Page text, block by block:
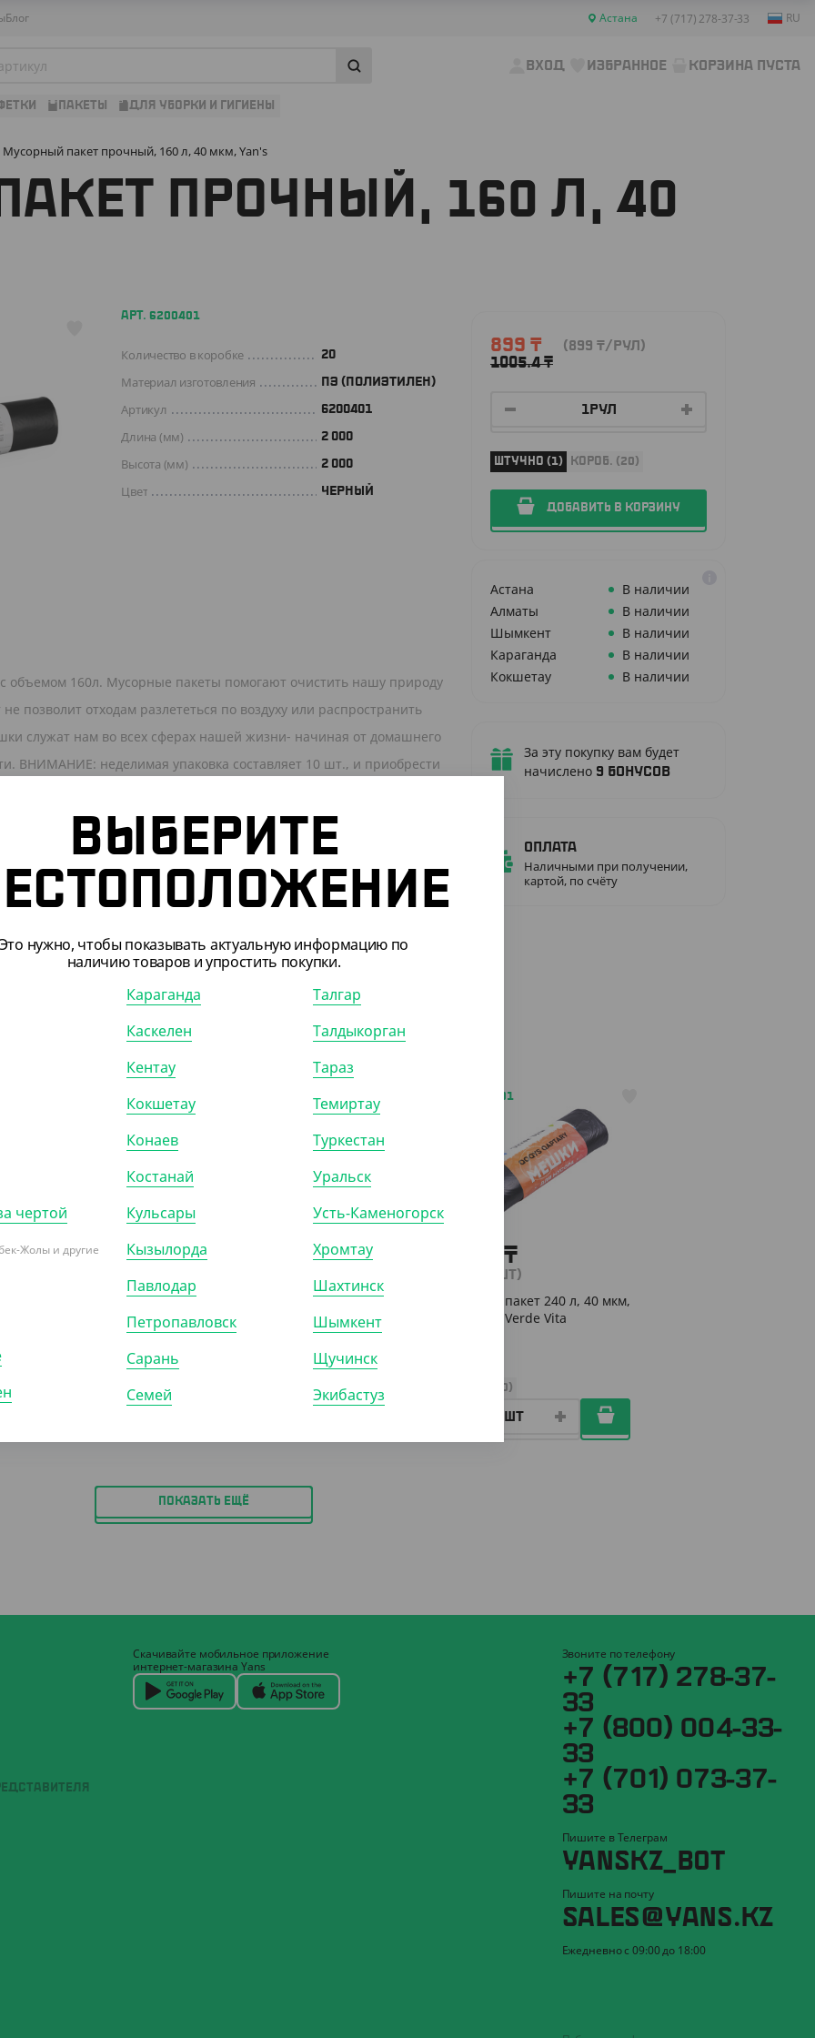
Блог Астана +7 (717) 278-37-33 RU
ВХОД ИЗБРАННОЕ КОРЗИНА ПУСТА
ПАКЕТЫ ДЛЯ УБОРКИ И ГИГИЕНЫ
Мусорный пакет прочный, 160 л, 40 мкм, Yan's
ПРОЧНЫЙ, 160 Л, 40
899 ₸
1005.4₸
(899 ₸/РУЛ)
ШТУЧНО (1) КОРОБ. (20)
ДОБАВИТЬ В КОРЗИНУ
Астана
В наличии
Алматы
В наличии
Шымкент
В наличии
Караганда
В наличии
Кокшетау
В наличии
За эту покупку вам будет
начислено 9 бонусов
Оплата
Наличными при получении,
картой, по счёту
АРТ. 6200401
Количество в коробке 20
Материал изготовления ПЭ (ПОЛИЭТИЛЕН)
Артикул 6200401
Длина (мм) 2 000
Высота (мм) 2 000
Цвет ЧЕРНЫЙ
объемом 160л. Мусорные пакеты помогают очистить нашу природу
позволит отходам разлететься по воздуху или распространить
служат нам во всех сферах нашей жизни- начиная от домашнего
ВНИМАНИЕ: неделимая упаковка составляет 10 шт., и приобрести
Данная мера предназначена для выполнения санитарных норм.
штуку, для удобства ваших расчетов. Соответственно на
штуку является справочной и приобретение товара возможно
₸
пакет без этикетки,
мкм, 80*110 см, 10 шт/
(60)
789
Мусорный пакет прочный, 120
л, 40 мкм, Yan's
АРТ. 6200501
₸
/ШТ)
Мусорный пакет 240 л, 40 мкм,
90*130 см, Verde Vita
КОР (10)
ПОКАЗАТЬ ЕЩЁ
Скачивайте мобильное приложение
интернет-магазина Yans
Звоните по телефону
+7 (717) 278-37-
33
+7 (800) 004-33-
33
+7 (701) 073-37-
33
Пишите в Телеграм
YANSKZ_BOT
Пишите на почту
SALES@YANS.KZ
Ежедневно с 09:00 до 18:00
ВЫБЕРИТЕ
Это нужно, чтобы показывать актуальную информацию по
наличию товаров и упростить покупки.
чертой
Жолы и другие
Караганда
Каскелен
Кентау
Кокшетау
Конаев
Костанай
Кульсары
Кызылорда
Павлодар
Петропавловск
Сарань
Семей
Талгар
Талдыкорган
Тараз
Темиртау
Туркестан
Уральск
Усть-Каменогорск
Хромтау
Шахтинск
Шымкент
Щучинск
Экибастуз